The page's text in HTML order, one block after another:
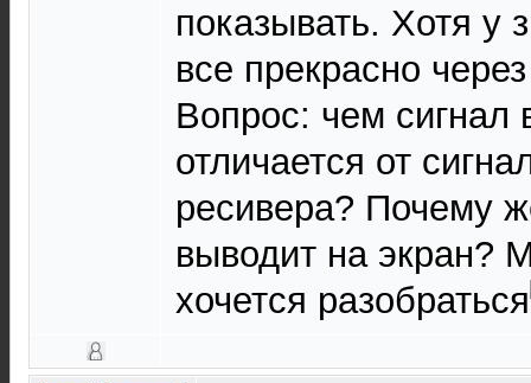
показывать. Хотя у
все прекрасно
Вопрос: чем сигнал
отличается от
ресивера? Почему
выводит на экран?
хочется разобраться